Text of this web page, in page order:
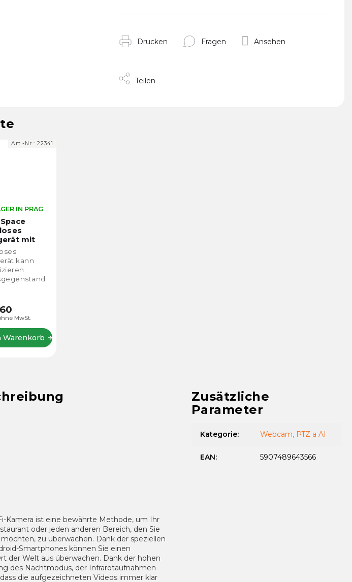
Drucken Fragen Ansehen
Teilen
mit
IN PRAG
MwSt.
Warenkorb
kann
der Viren
auf
Art.-Nr.: 22341
Kamera ist eine bewährte Methode, um Ihr
oder jeden anderen Bereich, den Sie
zu überwachen. Dank der speziellen
Smartphones können Sie einen
der Welt aus überwachen. Dank der hohen
des Nachtmodus, der Infrarotaufnahmen
die aufgezeichneten Videos immer klar
Zusätzliche
Parameter
Kategorie: Webcam, PTZ a AI
EAN: 5907489643566